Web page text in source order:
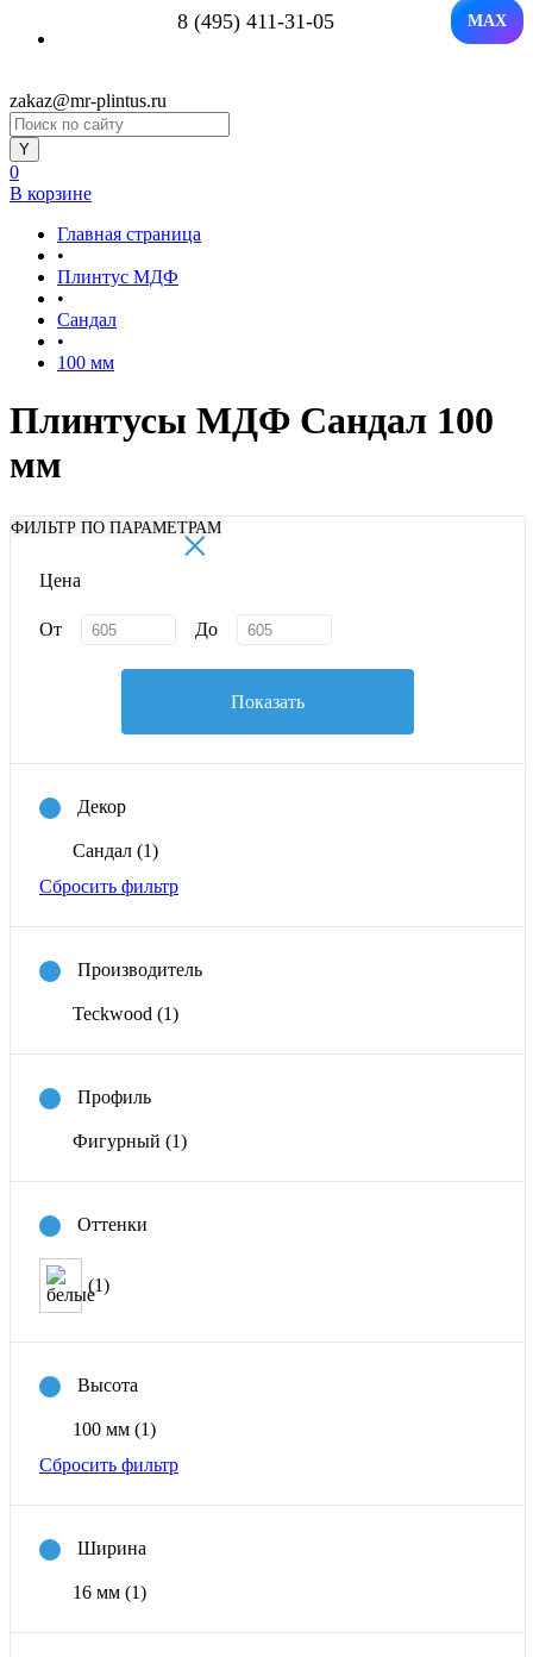
8 (495) 411-31-05 MAX
zakaz@mr-plintus.ru
0
В корзине
Главная страница
•
Плинтус МДФ
•
Сандал
•
100 мм
Плинтусы МДФ Сандал 100
мм
ФИЛЬТР ПО ПАРАМЕТРАМ
×
Цена
От До
Показать
Декор
Сандал (1)
Сбросить фильтр
Производитель
Teckwood (1)
Профиль
Фигурный (1)
Оттенки
(1)
Высота
100 мм (1)
Сбросить фильтр
Ширина
16 мм (1)